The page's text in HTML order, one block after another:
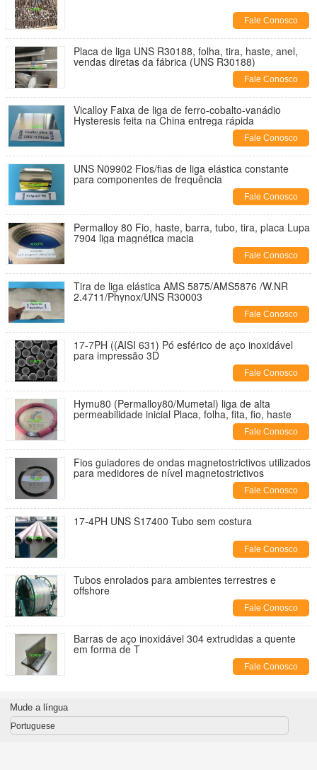
Fale Conosco
Placa de liga UNS R30188, folha, tira, haste, anel,
vendas diretas da fábrica (UNS R30188)
Fale Conosco
Vicalloy Faixa de liga de ferro-cobalto-vanádio
Hysteresis feita na China entrega rápida
Fale Conosco
UNS N09902 Fios/fias de liga elástica constante
para componentes de frequência
Fale Conosco
Permalloy 80 Fio, haste, barra, tubo, tira, placa Lupa
7904 liga magnética macia
Fale Conosco
Tira de liga elástica AMS 5875/AMS5876 /W.NR
2.4711/Phynox/UNS R30003
Fale Conosco
17-7PH ((AISI 631) Pó esférico de aço inoxidável
para impressão 3D
Fale Conosco
Hymu80 (Permalloy80/Mumetal) liga de alta
permeabilidade inicial Placa, folha, fita, fio, haste
Fale Conosco
Fios guiadores de ondas magnetostrictivos utilizados
para medidores de nível magnetostrictivos
Fale Conosco
17-4PH UNS S17400 Tubo sem costura
Fale Conosco
Tubos enrolados para ambientes terrestres e
offshore
Fale Conosco
Barras de aço inoxidável 304 extrudidas a quente
em forma de T
Fale Conosco
Mude a língua
Portuguese